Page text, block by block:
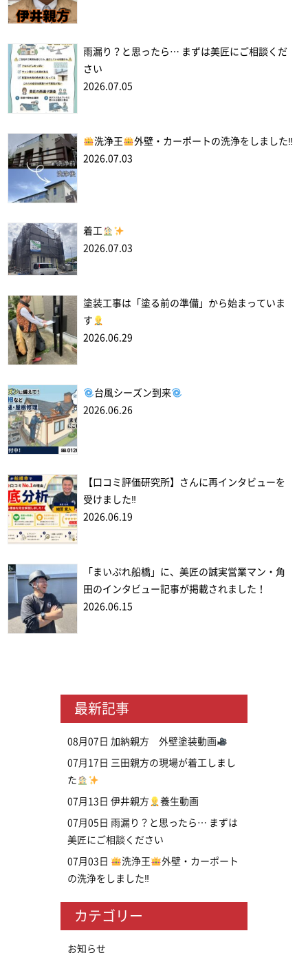
雨漏り？と思ったら… まずは美匠にご相談くだ
さい
2026.07.05
洗浄王
外壁・カーポートの洗浄をしました‼
2026.07.03
着工
2026.07.03
塗装工事は「塗る前の準備」から始まっていま
す
2026.06.29
台風シーズン到来
2026.06.26
【口コミ評価研究所】さんに再インタビューを
受けました‼
2026.06.19
「まいぷれ船橋」に、美匠の誠実営業マン・角
田のインタビュー記事が掲載されました！
2026.06.15
最新記事
08月07日 加納親方 外壁塗装動画
07月17日 三田親方の現場が着工しまし
た
07月13日 伊井親方 養生動画
07月05日 雨漏り？と思ったら… まずは
美匠にご相談ください
07月03日 洗浄王
外壁・カーポート
の洗浄をしました‼
カテゴリー
お知らせ